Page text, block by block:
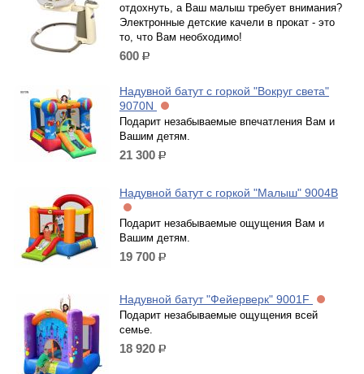
отдохнуть, а Ваш малыш требует внимания?
Электронные детские качели в прокат - это
то, что Вам необходимо!
600 р.
Надувной батут с горкой "Вокруг света"
9070N
Подарит незабываемые впечатления Вам и
Вашим детям.
21 300 р.
Надувной батут с горкой "Малыш" 9004B
Подарит незабываемые ощущения Вам и
Вашим детям.
19 700 р.
Надувной батут "Фейерверк" 9001F
Подарит незабываемые ощущения всей
семье.
18 920 р.